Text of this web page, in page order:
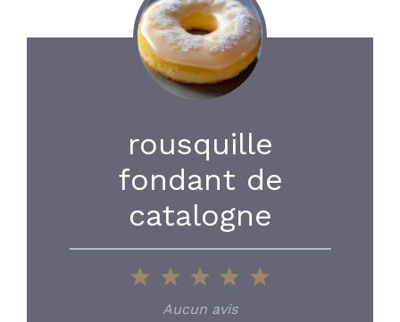
rousquille
fondant de
catalogne
5
4
3
Stars
2
Stars
1
Star
Aucun avis